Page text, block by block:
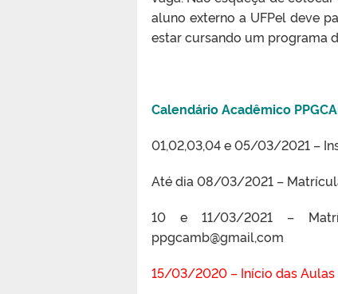
aluno externo a UFPel deve
estar cursando um programa
Calendário Acadêmico
01,02,03,04 e 05/03/2021 –
Até dia 08/03/2021 –
10 e 11/03/2021 –
ppgcamb@gmail,com
15/03/2020 – Início das Aulas